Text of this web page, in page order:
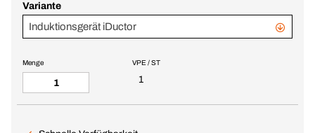
Variante
Induktionsgerät iDuctor
VPE / ST
1
Menge